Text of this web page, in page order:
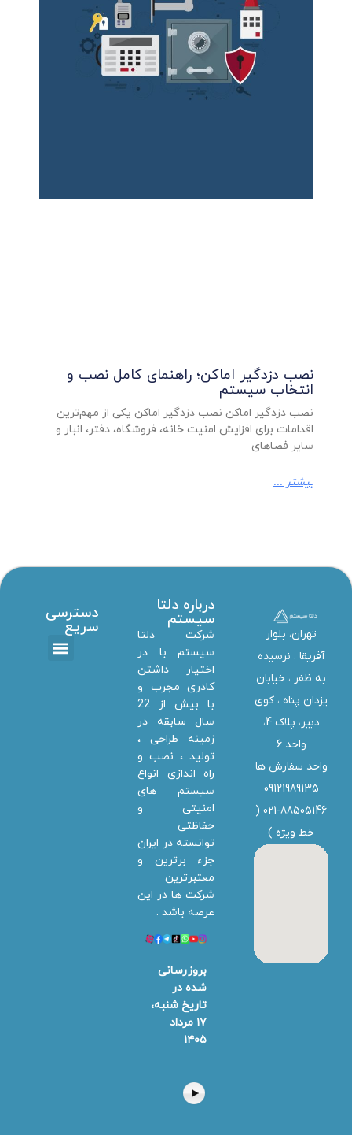
نصب دزدگیر اماکن؛ راهنمای کامل نصب و
انتخاب سیستم
نصب دزدگیر اماکن نصب دزدگیر اماکن یکی از مهم‌ترین
اقدامات برای افزایش امنیت خانه، فروشگاه، دفتر، انبار و
سایر فضاهای
بیشتر ...
تهران، بلوار
آفریقا ، نرسیده
به ظفر ،‌ خیابان
یزدان پناه ، کوی
دبیر، پلاک 4،
واحد 6
واحد سفارش ها
09121989135
021-88505146 (
خط ویژه )
درباره دلتا
سیستم
شرکت دلتا
سیستم با در
اختیار داشتن
کادری مجرب و
با بیش از 22
سال سابقه در
زمینه طراحی ،
تولید ، نصب و
راه اندازی انواع
سیستم های
امنیتی و
حفاظتی
توانسته در ایران
جزء برترین و
معتبرترین
شرکت ها در این
عرصه باشد .
بروزرسانی
شده در
تاریخ شنبه،
۱۷ مرداد
۱۴۰۵
دسترسی
سریع